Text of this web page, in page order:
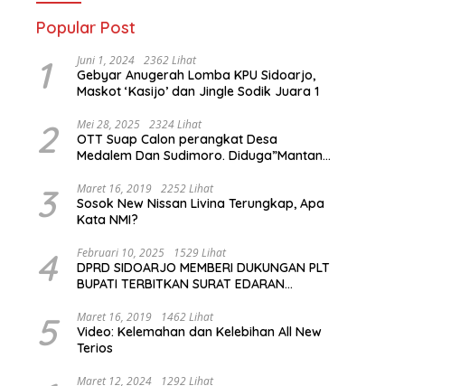
Popular Post
1 Juni 1, 2024 2362 Lihat
Gebyar Anugerah Lomba KPU Sidoarjo,
Maskot ‘Kasijo’ dan Jingle Sodik Juara 1
2 Mei 28, 2025 2324 Lihat
OTT Suap Calon perangkat Desa
Medalem Dan Sudimoro. Diduga”Mantan
3 Maret 16, 2019 2252 Lihat
Sosok New Nissan Livina Terungkap, Apa
Kata NMI?
4 Februari 10, 2025 1529 Lihat
DPRD SIDOARJO MEMBERI DUKUNGAN PLT
BUPATI TERBITKAN SURAT EDARAN
(ODL) TK, PAUD, SD, SMP/MTS KELUAR
KOTA
5 Maret 16, 2019 1462 Lihat
Video: Kelemahan dan Kelebihan All New
Terios
Maret 12, 2024 1292 Lihat